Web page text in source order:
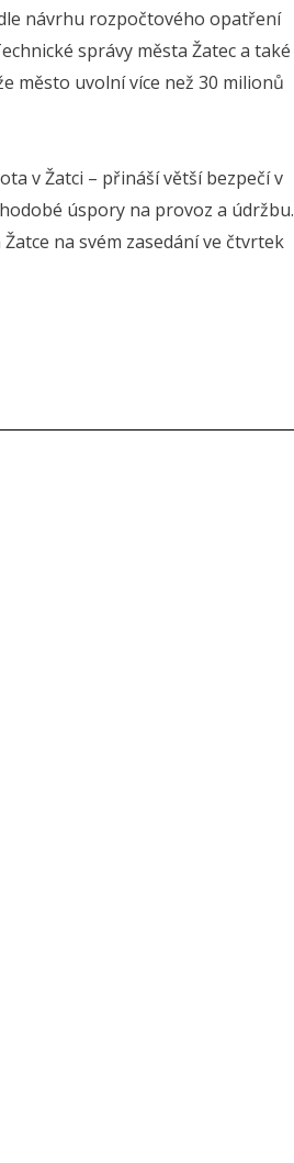
návrhu rozpočtového opatření
správy města Žatec a také
město uvolní více než 30 milionů
v Žatci – přináší větší bezpečí v
úspory na provoz a údržbu.
na svém zasedání ve čtvrtek